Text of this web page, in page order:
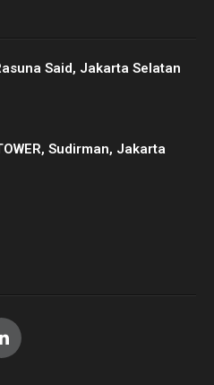
Said, Jakarta Selatan
Sudirman, Jakarta